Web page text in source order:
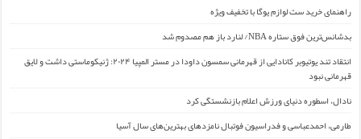
راهنمای خرید ست لوازم یوگا با تخفیف ویژه
بدشانس‌ترین فوق ستاره NBA/ لنارد باز هم مصدوم شد
انتقاد تند یوتیوبر کانادایی از قهرمانی سمسون داودا در مستر المپیا ۲۰۲۴: ژنیکوماستی داشت و لایق
قهرمانی نبود
نادال، اسطوره دنیای ورزش اعلام بازنشستگی کرد
طارمی، احمدعباسی و فدراسیون فوتبال نامزدهای بهترین‌های سال آسیا